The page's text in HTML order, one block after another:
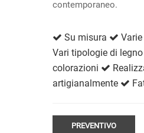
contemporaneo.
Su misura
Vari tipologie di legno
colorazioni
artigianalmente
PREVENTIVO